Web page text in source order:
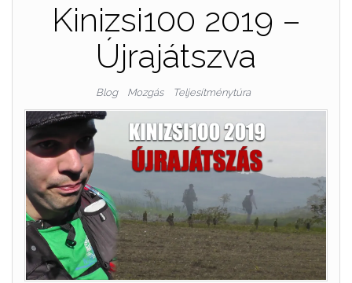
Kinizsi100 2019 –
Újrajátszva
Blog Mozgás Teljesítménytúra